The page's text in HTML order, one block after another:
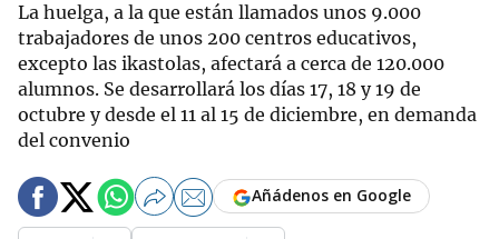
La huelga, a la que están llamados unos 9.000
trabajadores de unos 200 centros educativos,
excepto las ikastolas, afectará a cerca de 120.000
alumnos. Se desarrollará los días 17, 18 y 19 de
octubre y desde el 11 al 15 de diciembre, en demanda
del convenio
Añádenos en Google